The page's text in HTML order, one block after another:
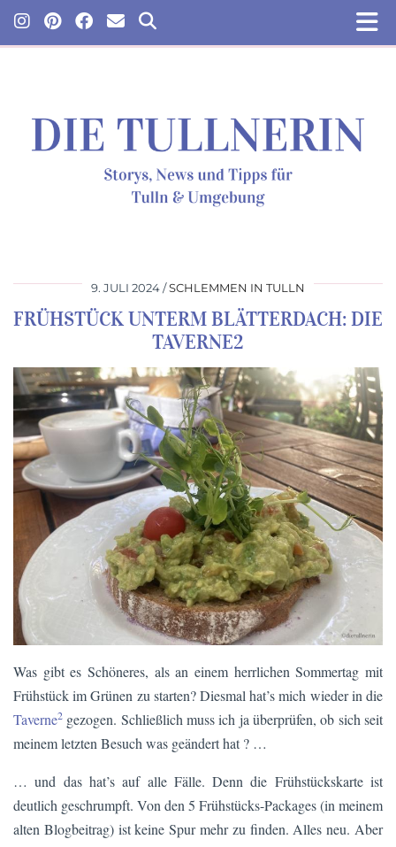
9. JULI 2024 SCHLEMMEN IN TULLN
FRÜHSTÜCK UNTERM BLÄTTERDACH: DIE
TAVERNE2
Was gibt es Schöneres, als an einem herrlichen Sommertag mit
Frühstück im Grünen zu starten? Diesmal hat’s mich wieder in die
Taverne2 gezogen. Schließlich muss ich ja überprüfen, ob sich seit
meinem letzten Besuch was geändert hat ? …
… und das hat’s auf alle Fälle. Denn die Frühstückskarte ist
deutlich geschrumpft. Von den 5 Frühstücks-Packages (in meinem
alten Blogbeitrag) ist keine Spur mehr zu finden. Alles neu. Aber